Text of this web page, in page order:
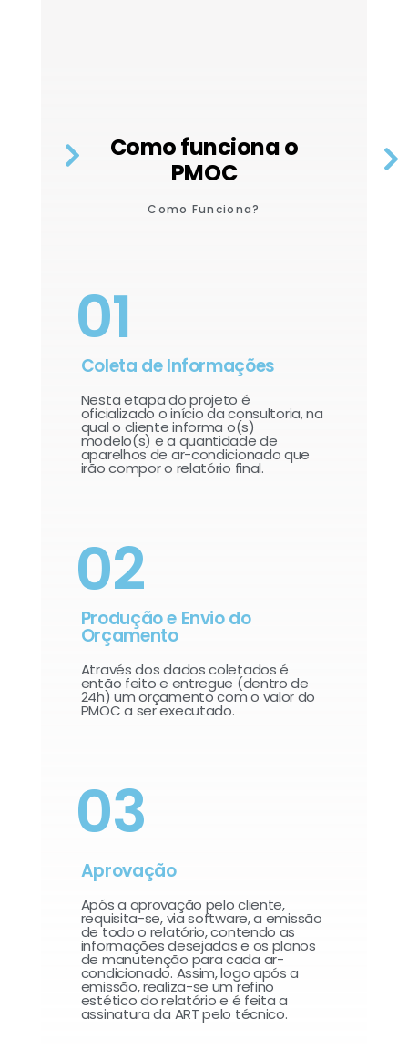
Como funciona o
PMOC
Como Funciona?
01
Coleta de Informações
Nesta etapa do projeto é
oficializado o início da consultoria, na
qual o cliente informa o(s)
modelo(s) e a quantidade de
aparelhos de ar-condicionado que
irão compor o relatório final.​
02
Produção e Envio do
Orçamento
Através dos dados coletados é
então feito e entregue (dentro de
24h) um orçamento com o valor do
PMOC a ser executado.
03
Aprovação
Após a aprovação pelo cliente,
requisita-se, via software, a emissão
de todo o relatório, contendo as
informações desejadas e os planos
de manutenção para cada ar-
condicionado. Assim, logo após a
emissão, realiza-se um refino
estético do relatório e é feita a
assinatura da ART pelo técnico.